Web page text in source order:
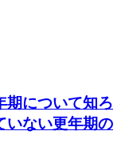
期について知ろ
いない更年期の